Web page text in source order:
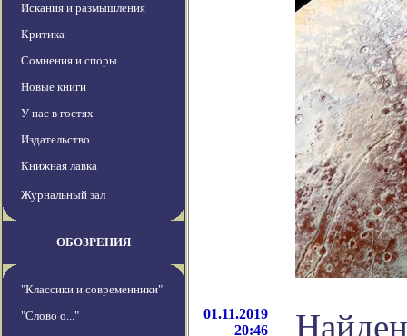
Искания и размышления
Критика
Сомнения и споры
Новые книги
У нас в гостях
Издательство
Книжная лавка
Журнальный зал
ОБОЗРЕНИЯ
"Классики и современники"
"Слово о..."
01.11.2019
20:46